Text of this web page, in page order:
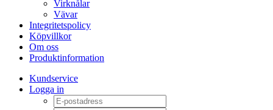
Virknålar
Vävar
Integritetspolicy
Köpvillkor
Om oss
Produktinformation
Kundservice
Logga in